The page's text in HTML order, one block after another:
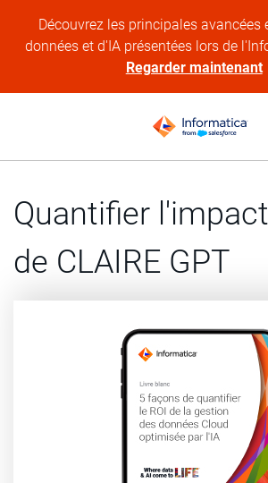
Découvrez les principales avancées
données et d'IA présentées lors de
Regarder maintenant
Quantifier
de CLAIRE GPT